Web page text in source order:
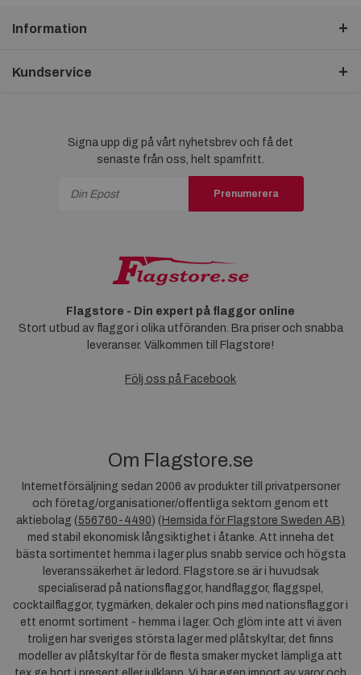
Information
Kundservice
Signa upp dig på vårt nyhetsbrev och få det
senaste från oss, helt spamfritt.
Prenumerera
Flagstore - Din expert på flaggor online
Stort utbud av flaggor i olika utföranden. Bra priser och snabba
leveranser. Välkommen till Flagstore!
Följ oss på Facebook
Om Flagstore.se
Internetförsäljning sedan 2006 av produkter till privatpersoner
och företag/organisationer/offentliga sektorn genom ett
aktiebolag (556760-4490) ( Hemsida för Flagstore Sweden AB)
med stabil ekonomisk långsiktighet i åtanke. Att inneha det
bästa sortimentet hemma i lager plus snabb service och högsta
leveranssäkerhet är ledord. Flagstore.se är i huvudsak
specialiserad på nationsflaggor, handflaggor, flaggspel,
cocktailflaggor, tygmärken, dekaler och pins med nationsflaggor i
ett enormt sortiment - hemma i lager. Och glöm inte att vi även
troligen har sveriges största lager med plåtskyltar, det finns
modeller av plåtskyltar för de flesta smaker mycket lämpliga att